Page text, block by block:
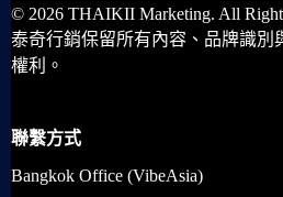
© 2026 THAIKII Marketing. All
泰奇行銷保留所有內容、品牌識別
權利。
聯繫方式
Bangkok Office (VibeAsia)